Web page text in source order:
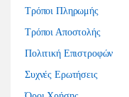
Τρόποι Πληρωμής
Τρόποι Αποστολής
Πολιτική Επιστροφών
Συχνές Ερωτήσεις